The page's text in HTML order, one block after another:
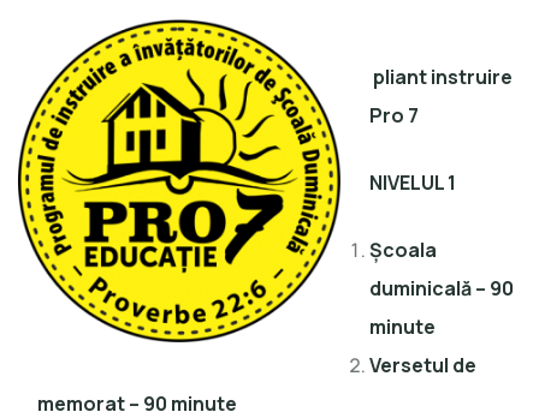
pliant instruire
Pro 7
NIVELUL 1
Școala
duminicală – 90
minute
Versetul de
memorat – 90 minute